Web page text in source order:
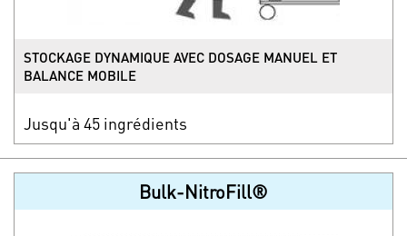
STOCKAGE DYNAMIQUE AVEC DOSAGE MANUEL ET
BALANCE MOBILE
Jusqu'à 45 ingrédients
Bulk-NitroFill®